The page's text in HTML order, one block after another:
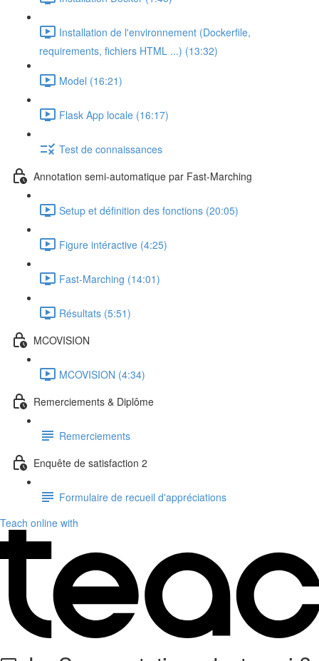
Installation de l'environnement (Dockerfile,
requirements, fichiers HTML ...) (13:32)
Model (16:21)
Flask App locale (16:17)
Test de connaissances
Annotation semi-automatique par Fast-Marching
Setup et définition des fonctions (20:05)
Figure intéractive (4:25)
Fast-Marching (14:01)
Résultats (5:51)
MCOVISION
MCOVISION (4:34)
Remerciements & Diplôme
Remerciements
Enquête de satisfaction 2
Formulaire de recueil d'appréciations
Teach online with